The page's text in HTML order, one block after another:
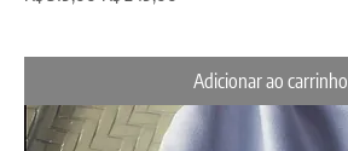
Adicionar ao carrinho